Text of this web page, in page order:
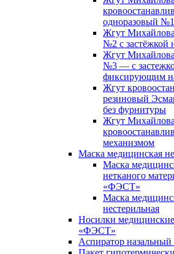
одноразовый №1
Жгут
№2 с застёжкой
Жгут
№3 — с
фиксирующим
Жгут
резиновый
без фурнитуры
Жгут Михайлова
механизмом
Маска медицинская
Маска
нетканого
«ФЭСТ»
Маска
нестерильная
Носилки
«ФЭСТ»
Аспиратор